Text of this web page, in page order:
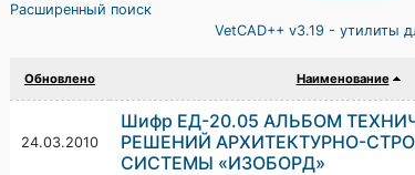
Расширенный поиск
VetCAD++ v3.19 - утилиты
Обновлено Наименование
24.03.2010
Шифр ЕД-20.05 АЛЬБОМ
РЕШЕНИЙ АРХИТЕКТУРНО-
СИСТЕМЫ «ИЗОБОРД»